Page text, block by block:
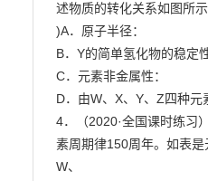
述物质的转化关系如图所
)A．原子半径：
B．Y的简单氢化物的稳定
C．元素非金属性：
D．由W、X、Y、Z四种
4．（2020·全国课时练习
素周期律150周年。如表是
W、